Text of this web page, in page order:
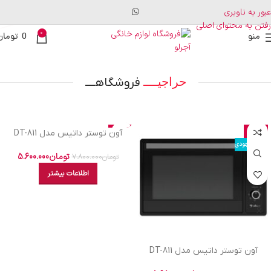
عبور به ناوبری
رفتن به محتوای اصلی
منو 0
0
حراجیــــفروشگاهــــ
حراج
اتمام موجودی
آون توستر داتیس مدل DT-811
حراج
آون توستر داتیس مدل DT-811
تومان7.800.000 تومان5.600.000
اطلاعات بیشتر